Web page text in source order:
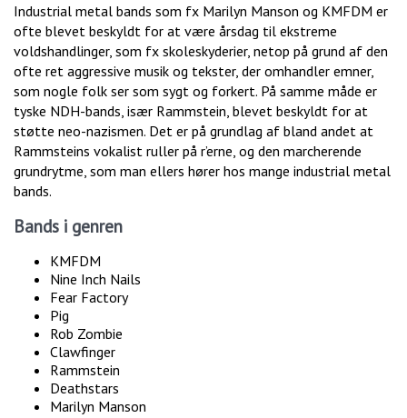
Industrial metal bands som fx Marilyn Manson og KMFDM er
ofte blevet beskyldt for at være årsdag til ekstreme
voldshandlinger, som fx skoleskyderier, netop på grund af den
ofte ret aggressive musik og tekster, der omhandler emner,
som nogle folk ser som sygt og forkert. På samme måde er
tyske NDH-bands, især Rammstein, blevet beskyldt for at
støtte neo-nazismen. Det er på grundlag af bland andet at
Rammsteins vokalist ruller på r’erne, og den marcherende
grundrytme, som man ellers hører hos mange industrial metal
bands.
Bands i genren
KMFDM
Nine Inch Nails
Fear Factory
Pig
Rob Zombie
Clawfinger
Rammstein
Deathstars
Marilyn Manson